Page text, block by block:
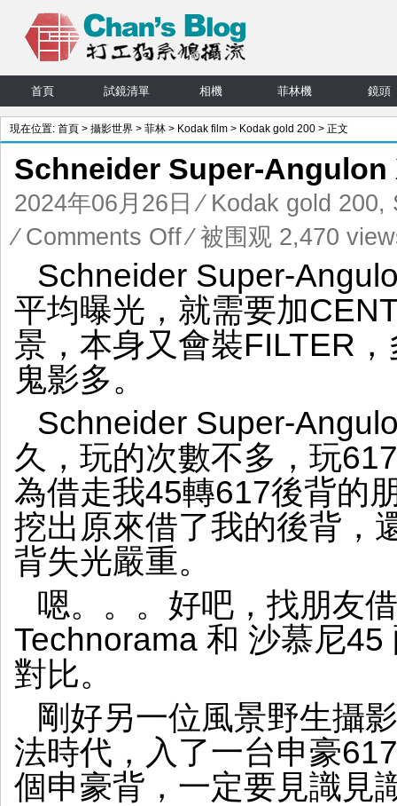
首頁 試鏡清單 相機 菲林機 鏡頭
現在位置: 首頁 > 攝影世界 > 菲林 > Kodak film > Kodak gold 200 > 正文
Schneider Super-Angulon
2024年06月26日 ⁄ Kodak gold 200,
⁄ Comments Offon
Schneider
Super-
Angulon
XL
90mm
f5.6
試
練
⁄ 被围观 2,470
Schneider Super-
平均曝光，就需要加
景，本身又會裝FILTER
鬼影多。
Schneider Super-
久，玩的次數不多，玩
為借走我45轉617後背的
挖出原來借了我的後背，
背失光嚴重。
嗯。。。好吧，找朋友
Technorama 和 沙慕尼
對比。
剛好另一位風景野生攝
法時代，入了一台申豪
個申豪背，一定要見識見